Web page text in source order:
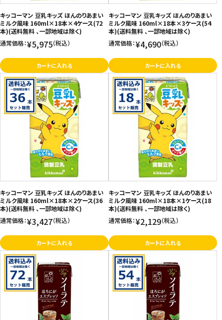
キッコーマン 豆乳キッズ ほんのりあまい
ミルク風味 160ml×18本×4ケース(72
本)(送料無料 、一部地域は除く)
通常価格：¥5,975（税込）
カートに入れる
キッコーマン 豆乳キッズ ほんのりあまい
ミルク風味 160ml×18本×3ケース(54
本)(送料無料 、一部地域は除く)
通常価格：¥4,690（税込）
カートに入れる
キッコーマン 豆乳キッズ ほんのりあまい
ミルク風味 160ml×18本×2ケース(36
本)(送料無料 、一部地域は除く)
通常価格：¥3,427（税込）
カートに入れる
キッコーマン 豆乳キッズ ほんのりあまい
ミルク風味 160ml×18本×1ケース(18
本)(送料無料 、一部地域は除く)
通常価格：¥2,129（税込）
カートに入れる